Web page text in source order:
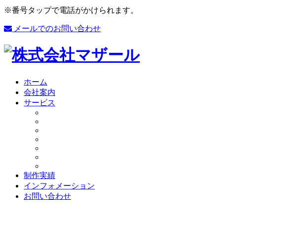
※番号タップで電話がかけられます。
メールでのお問い合わせ
ホーム
会社案内
サービス
制作実績
インフォメーション
お問い合わせ